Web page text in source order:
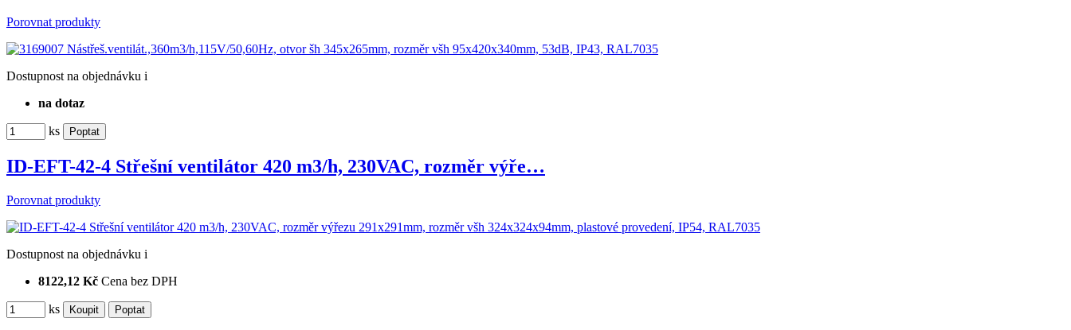
Porovnat produkty
Dostupnost na objednávku i
na dotaz
ks
ID-EFT-42-4 Střešní ventilátor 420 m3/h, 230VAC, rozměr výře…
Porovnat produkty
Dostupnost na objednávku i
8122,12 Kč Cena bez DPH
ks